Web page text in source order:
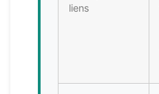
liens